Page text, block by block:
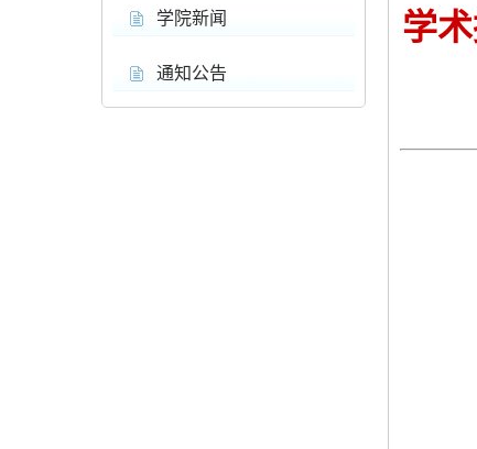
学院新闻
通知公告
学